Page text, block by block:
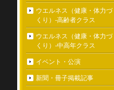
ウエルネス（健康・体力づ
くり）-高齢者クラス
ウエルネス（健康・体力づ
くり）-中高年クラス
イベント・公演
新聞・冊子掲載記事